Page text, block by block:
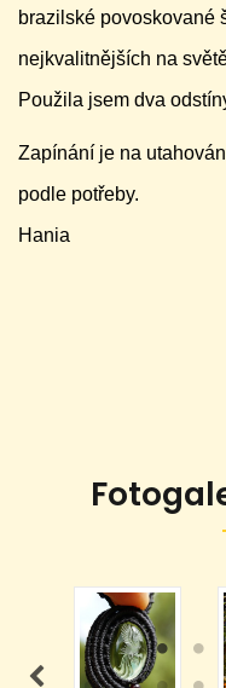
brazilské povoskované
nejkvalitnějších na
Použila jsem dva
Zapínání je na
podle potřeby.
Hania